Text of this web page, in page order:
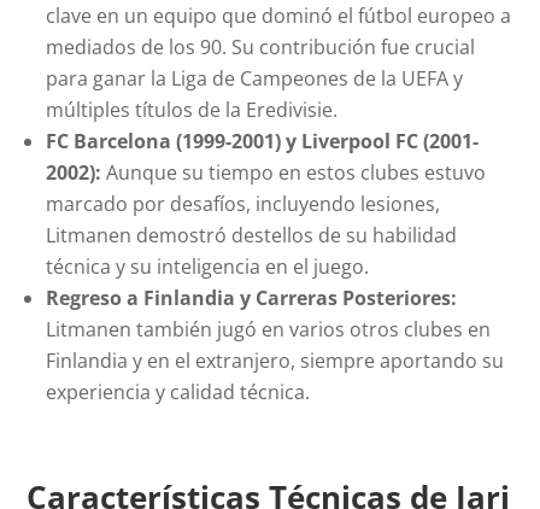
clave en un equipo que dominó el fútbol europeo a
mediados de los 90. Su contribución fue crucial
para ganar la Liga de Campeones de la UEFA y
múltiples títulos de la Eredivisie.
FC Barcelona (1999-2001) y Liverpool FC (2001-
2002): Aunque su tiempo en estos clubes estuvo
marcado por desafíos, incluyendo lesiones,
Litmanen demostró destellos de su habilidad
técnica y su inteligencia en el juego.
Regreso a Finlandia y Carreras Posteriores:
Litmanen también jugó en varios otros clubes en
Finlandia y en el extranjero, siempre aportando su
experiencia y calidad técnica.
Características Técnicas de Jari